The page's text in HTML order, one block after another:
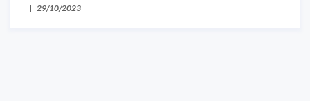
| 29/10/2023